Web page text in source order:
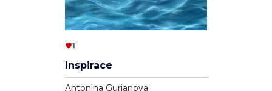
1
Inspirace
Antonina Gurianova